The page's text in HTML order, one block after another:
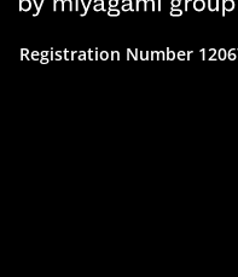
Registration Number